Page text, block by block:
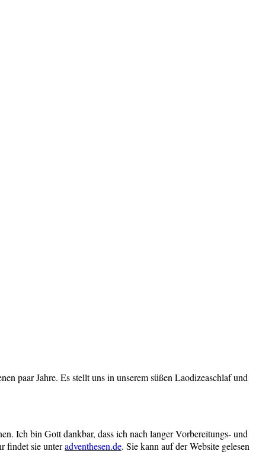
paar Jahre. Es stellt uns in unserem süßen Laodizeaschlaf und
Ich bin Gott dankbar, dass ich nach langer Vorbereitungs- und
findet sie unteradventhesen.de. Sie kann auf der Website gelesen